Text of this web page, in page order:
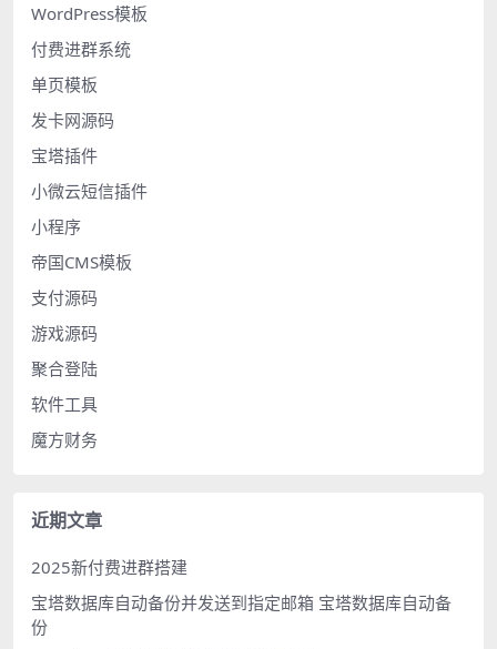
WordPress模板
付费进群系统
单页模板
发卡网源码
宝塔插件
小微云短信插件
小程序
帝国CMS模板
支付源码
游戏源码
聚合登陆
软件工具
魔方财务
近期文章
2025新付费进群搭建
宝塔数据库自动备份并发送到指定邮箱 宝塔数据库自动备
份